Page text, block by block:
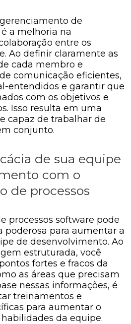
de
a melhoria na
entre os
Ao definir claramente as
cada membro e
comunicação eficientes,
entendidos e garantir que
com os objetivos e
Isso resulta em uma
capaz de trabalhar de
conjunto.
de sua equipe
com o
de processos
processos software pode
poderosa para aumentar a
de desenvolvimento. Ao
estruturada, você
fortes e fracos da
as áreas que precisam
nessas informações, é
treinamentos e
para aumentar o
da equipe.